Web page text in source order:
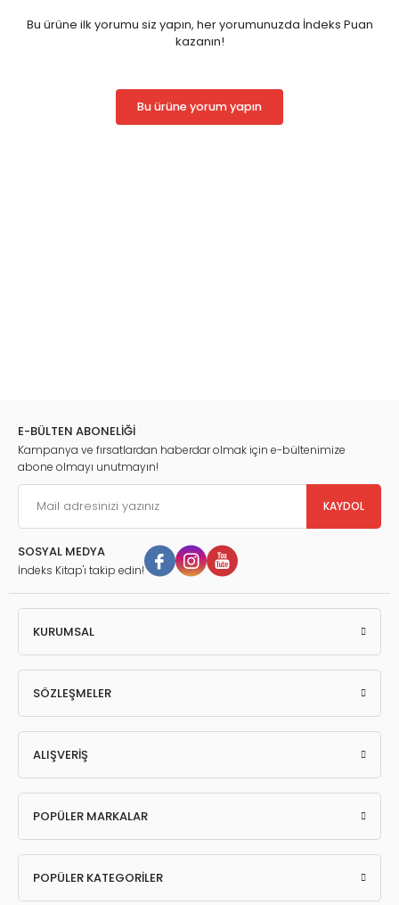
alınması aracılığıyla bu alanda çalışan tüm akademisyen ve
öğrenciler açısından referans amacı taşımaktadır. Alanında
uzman akademisyenler tarafından hazırlanan kitap, yeni
Bu ürüne ilk yorumu siz yapın, her yorumunuzda İndeks Puan
kazanın!
Bu ürüne yorum yapın
E-BÜLTEN ABONELİĞİ
Kampanya ve fırsatlardan haberdar olmak için e-bültenimize
abone olmayı unutmayın!
KAYDOL
SOSYAL MEDYA
İndeks Kitap'ı takip edin!
KURUMSAL
SÖZLEŞMELER
ALIŞVERİŞ
POPÜLER MARKALAR
POPÜLER KATEGORİLER